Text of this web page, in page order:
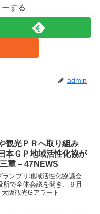
する
admin
観光 ＰＲへ取り組み
本ＧＰ地域活性化協が
重 – 47NEWS
ランプリ地域活性化協議会
所で全体会議を開き、９月
阪観光Gアラート